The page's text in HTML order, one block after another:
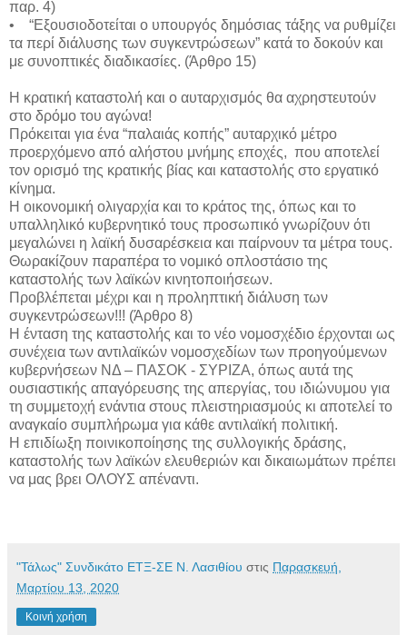
παρ. 4)
• “Εξουσιοδοτείται ο υπουργός δημόσιας τάξης να ρυθμίζει
τα περί διάλυσης των συγκεντρώσεων” κατά το δοκούν και
με συνοπτικές διαδικασίες. (Άρθρο 15)
Η κρατική καταστολή και ο αυταρχισμός θα αχρηστευτούν
στο δρόμο του αγώνα!
Πρόκειται για ένα “παλαιάς κοπής” αυταρχικό μέτρο
προερχόμενο από αλήστου μνήμης εποχές, που αποτελεί
τον ορισμό της κρατικής βίας και καταστολής στο εργατικό
κίνημα.
Η οικονομική ολιγαρχία και το κράτος της, όπως και το
υπαλληλικό κυβερνητικό τους προσωπικό γνωρίζουν ότι
μεγαλώνει η λαϊκή δυσαρέσκεια και παίρνουν τα μέτρα τους.
Θωρακίζουν παραπέρα το νομικό οπλοστάσιο της
καταστολής των λαϊκών κινητοποιήσεων.
Προβλέπεται μέχρι και η προληπτική διάλυση των
συγκεντρώσεων!!! (Άρθρο 8)
Η ένταση της καταστολής και το νέο νομοσχέδιο έρχονται ως
συνέχεια των αντιλαϊκών νομοσχεδίων των προηγούμενων
κυβερνήσεων ΝΔ – ΠΑΣΟΚ - ΣΥΡΙΖΑ, όπως αυτά της
ουσιαστικής απαγόρευσης της απεργίας, του ιδιώνυμου για
τη συμμετοχή ενάντια στους πλειστηριασμούς κι αποτελεί το
αναγκαίο συμπλήρωμα για κάθε αντιλαϊκή πολιτική.
Η επιδίωξη ποινικοποίησης της συλλογικής δράσης,
καταστολής των λαϊκών ελευθεριών και δικαιωμάτων πρέπει
να μας βρει ΟΛΟΥΣ απέναντι.
"Τάλως" Συνδικάτο ΕΤΞ-ΣΕ Ν. Λασιθίου στις Παρασκευή,
Μαρτίου 13, 2020
Κοινή χρήση